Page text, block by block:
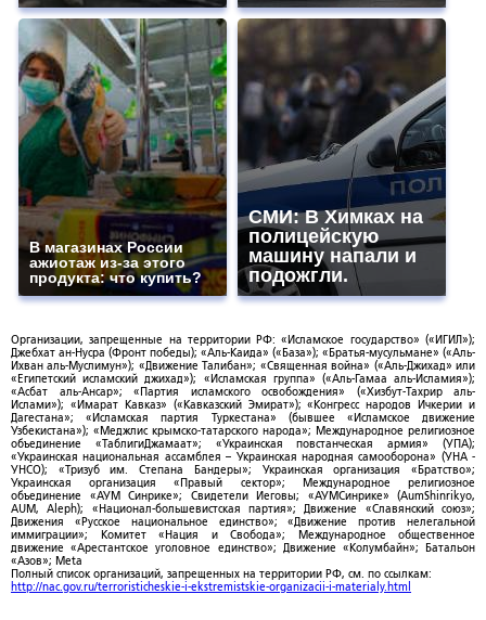
В магазинах России
ажиотаж из-за этого
продукта: что купить?
СМИ: В Химках на
полицейскую
машину напали и
подожгли.
Организации, запрещенные на территории РФ: «Исламское государство» («ИГИЛ»);
Джебхат ан-Нусра (Фронт победы); «Аль-Каида» («База»); «Братья-мусульмане» («Аль-
Ихван аль-Муслимун»); «Движение Талибан»; «Священная война» («Аль-Джихад» или
«Египетский исламский джихад»); «Исламская группа» («Аль-Гамаа аль-Исламия»);
«Асбат аль-Ансар»; «Партия исламского освобождения» («Хизбут-Тахрир аль-
Ислами»); «Имарат Кавказ» («Кавказский Эмират»); «Конгресс народов Ичкерии и
Дагестана»; «Исламская партия Туркестана» (бывшее «Исламское движение
Узбекистана»); «Меджлис крымско-татарского народа»; Международное религиозное
объединение «ТаблигиДжамаат»; «Украинская повстанческая армия» (УПА);
«Украинская национальная ассамблея – Украинская народная самооборона» (УНА -
УНСО); «Тризуб им. Степана Бандеры»; Украинская организация «Братство»;
Украинская организация «Правый сектор»; Международное религиозное
объединение «АУМ Синрике»; Свидетели Иеговы; «АУМСинрике» (AumShinrikyo,
AUM, Aleph); «Национал-большевистская партия»; Движение «Славянский союз»;
Движения «Русское национальное единство»; «Движение против нелегальной
иммиграции»; Комитет «Нация и Свобода»; Международное общественное
движение «Арестантское уголовное единство»; Движение «Колумбайн»; Батальон
«Азов»; Meta
Полный список организаций, запрещенных на территории РФ, см. по ссылкам:
http://nac.gov.ru/terroristicheskie-i-ekstremistskie-organizacii-i-materialy.html